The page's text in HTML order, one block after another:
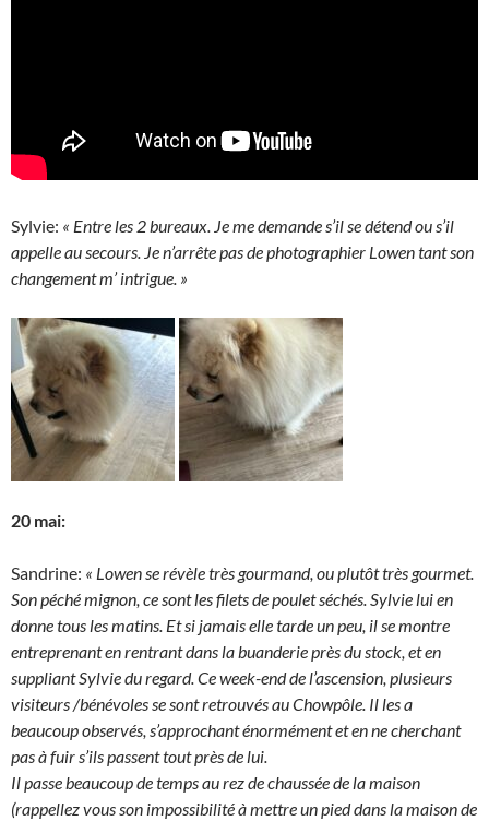
Sylvie: « Entre les 2 bureaux. Je me demande s’il se détend ou s’il
appelle au secours. Je n’arrête pas de photographier Lowen tant son
changement m’ intrigue. »
20 mai:
Sandrine: « Lowen se révèle très gourmand, ou plutôt très gourmet.
Son péché mignon, ce sont les filets de poulet séchés. Sylvie lui en
donne tous les matins. Et si jamais elle tarde un peu, il se montre
entreprenant en rentrant dans la buanderie près du stock, et en
suppliant Sylvie du regard.Ce week-end de l’ascension, plusieurs
visiteurs /bénévoles se sont retrouvés au Chowpôle. Il les a
beaucoup observés, s’approchant énormément et en ne cherchant
pas à fuir s’ils passent tout près de lui.
Il passe beaucoup de temps au rez de chaussée de la maison
(rappellez vous son impossibilité à mettre un pied dans la maison de